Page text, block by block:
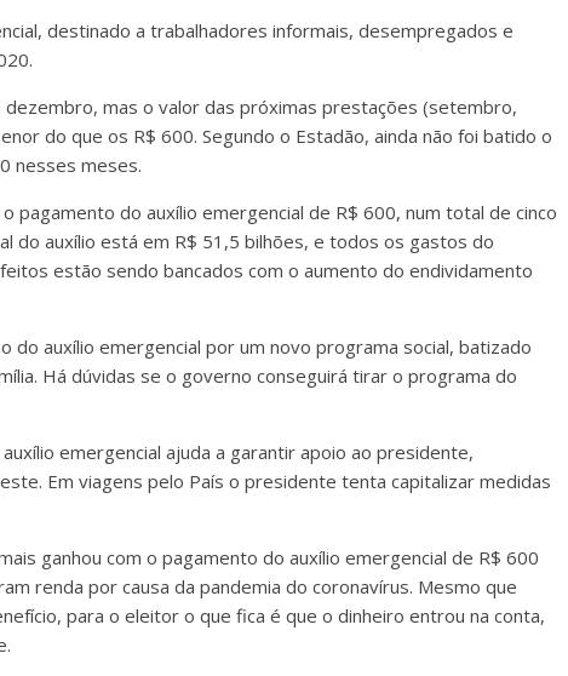
destinado a trabalhadores informais, desempregados e
mas o valor das próximas prestações (setembro,
do que os R$ 600. Segundo o Estadão, ainda não foi batido o
nesses meses.
pagamento do auxílio emergencial de R$ 600, num total de cinco
do auxílio está em R$ 51,5 bilhões, e todos os gastos do
estão sendo bancados com o aumento do endividamento
do auxílio emergencial por um novo programa social, batizado
Há dúvidas se o governo conseguirá tirar o programa do
emergencial ajuda a garantir apoio ao presidente,
Em viagens pelo País o presidente tenta capitalizar medidas
ganhou com o pagamento do auxílio emergencial de R$ 600
renda por causa da pandemia do coronavírus. Mesmo que
para o eleitor o que fica é que o dinheiro entrou na conta,